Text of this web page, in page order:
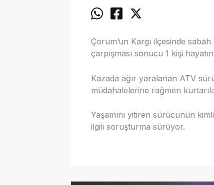
Çorum’un Kargı ilçesinde
çarpışması sonucu 1 kişi
Kazada ağır yaralanan ATV
müdahalelerine rağmen
Yaşamını yitiren sürücünün
ilgili soruşturma sürüyor.